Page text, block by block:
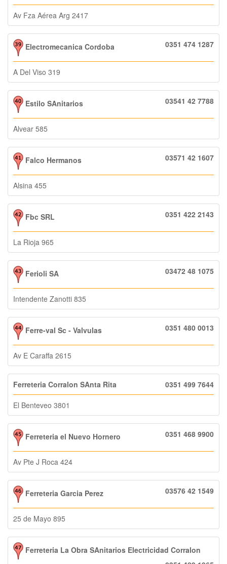
Av Fza Aérea Arg 2417
Electromecanica Cordoba 0351 474 1287
A Del Viso 319
Estilo SAnitarios 03541 42 7788
Alvear 585
Falco Hermanos 03571 42 1607
Alsina 455
Fbc SRL 0351 422 2143
La Rioja 965
Ferioli SA 03472 48 1075
Intendente Zanotti 835
Ferre-val Sc - Valvulas 0351 480 0013
Av E Caraffa 2615
Ferreteria Corralon SAnta Rita 0351 499 7644
El Benteveo 3801
Ferreteria el Nuevo Hornero 0351 468 9900
Av Pte J Roca 424
Ferreteria Garcia Perez 03576 42 1549
25 de Mayo 895
Ferreteria La Obra SAnitarios Electricidad Corralon